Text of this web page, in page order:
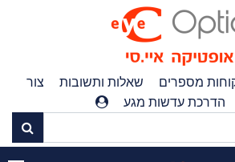
מספרים שאלות ותשובות
צור
הדרכת עדשות מגע